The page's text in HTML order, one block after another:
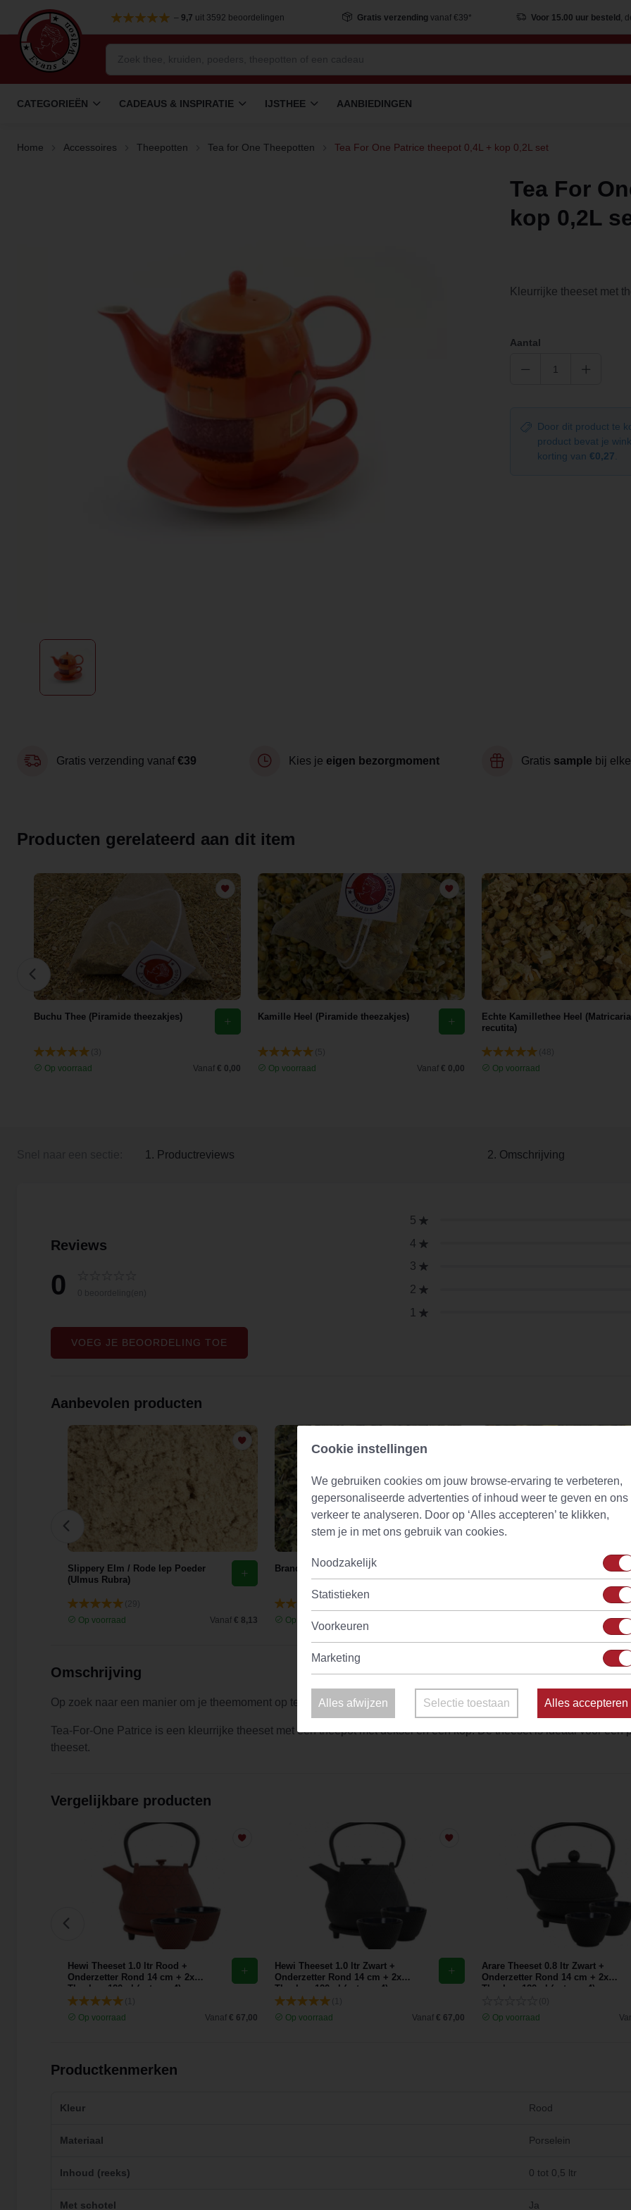
– 9,7 uit 3592 beoordelingen Gratis verzending vanaf €39* Voor 15.00 uur besteld ,
CATEGORIEËN CADEAUS & INSPIRATIE IJSTHEE AANBIEDINGEN
Home Accessoires Theepotten Tea for One Theepotten Tea For One Patrice theepot 0,4L + kop 0,2L set
Tea For
kop 0,2L
Kleurrijke theeset met
Aantal
Door dit product te
product bevat je
korting van €0,27
Gratis verzending vanaf €39 Kies je eigen bezorgmoment Gratis sample bij
Producten gerelateerd aan dit item
Buchu Thee (Piramide theezakjes)
Op voorraad
Vanaf € 0,00
Kamille Heel (Piramide theezakjes)
Op voorraad
Vanaf € 0,00
Echte Kamillethee Heel (Matricaria
recutita)
Op voorraad
1. Productreviews 2. Omschrijving
Reviews
0
5
4
3
2
1
VOEG JE BEOORDELING TOE
Aanbevolen producten
Slippery Elm / Rode Iep Poeder
(Ulmus Rubra)
Op voorraad
Vanaf € 8,13
Brandnetelthee (urtica dioica)
Op voorraad
Green Ginger Lemon Naturally
Splendid
Omschrijving
Op zoek naar een manier om je theemoment op te leuken? Kies dan een tea-for-one theeset met een theepot, een
Tea-For-One Patrice is een kleurrijke theeset met een theepot met deksel en een kop. De theeset is ideaal voor één
theeset.
Vergelijkbare producten
Hewi Theeset 1.0 ltr Rood +
Onderzetter Rond 14 cm + 2x
Theekop 120ml (set van 4)
Op voorraad
Vanaf € 67,00
Hewi Theeset 1.0 ltr Zwart +
Onderzetter Rond 14 cm + 2x
Theekop 120ml (set van 4)
Op voorraad
Vanaf € 67,00
Arare Theeset 0.8 ltr Zwart +
Onderzetter Rond 14 cm + 2x
Theekop 120ml (set van 4)
Op voorraad
Productkenmerken
Kleur Rood
Materiaal Porselein
Inhoud (reeks) 0 tot 0,5 ltr
Met schotel Ja
Cookie instellingen
We gebruiken cookies om jouw browse-ervaring te verbeteren,
gepersonaliseerde advertenties of inhoud weer te geven en ons
verkeer te analyseren. Door op ‘Alles accepteren’ te klikken,
stem je in met ons gebruik van cookies.
Noodzakelijk
Statistieken
Voorkeuren
Marketing
Alles afwijzen Selectie toestaan Alles accepteren